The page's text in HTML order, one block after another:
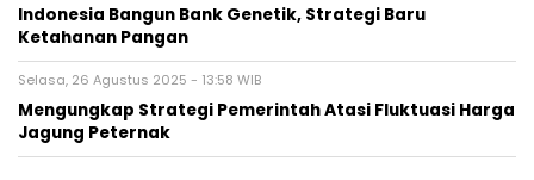
Indonesia Bangun Bank Genetik, Strategi Baru
Ketahanan Pangan
Selasa, 26 Agustus 2025 - 13:58 WIB
Mengungkap Strategi Pemerintah Atasi Fluktuasi Harga
Jagung Peternak